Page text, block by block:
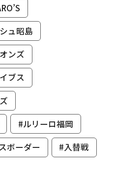
ュ昭島
ンズ
ブス
#ルリーロ福岡
ボーダー #入替戦